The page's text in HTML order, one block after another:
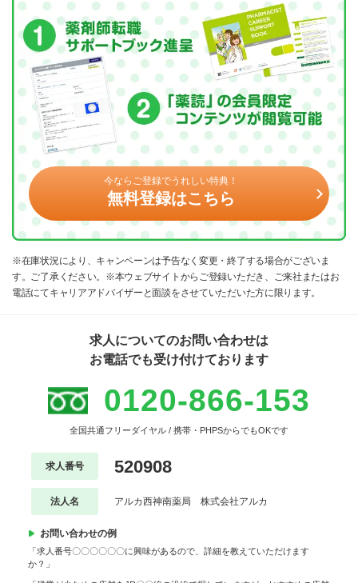
今ならご登録でうれしい特典！
無料登録はこちら
※在庫状況により、キャンペーンは予告なく変更・終了する場合がございま
す。ご了承ください。※本ウェブサイトからご登録いただき、ご来社またはお
電話にてキャリアアドバイザーと面談をさせていただいた方に限ります。
求人についてのお問い合わせは
お電話でも受け付けております
0120-866-153
全国共通フリーダイヤル / 携帯・PHPSからでもOKです
求人番号 520908
法人名 アルカ西神南薬局 株式会社アルカ
お問い合わせの例
「求人番号〇〇〇〇〇〇に興味があるので、詳細を教えていただけます
か？」